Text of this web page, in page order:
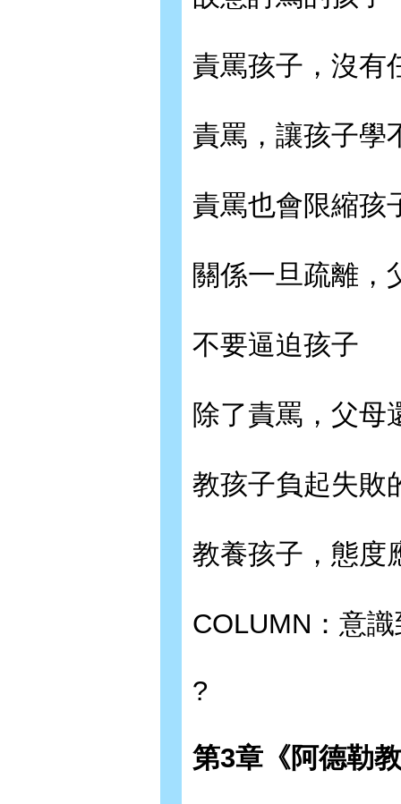
責罵孩子，沒有
責罵，讓孩子學
責罵也會限縮孩
關係一旦疏離，
不要逼迫孩子
除了責罵，父母
教孩子負起失敗
教養孩子，態度
COLUMN：意
?
第3章《阿德勒